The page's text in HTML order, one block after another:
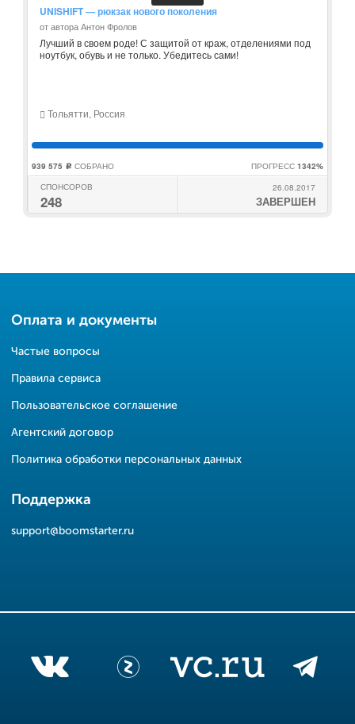
UNISHIFT — рюкзак нового поколения
от автора Антон Фролов
Лучший в своем роде! С защитой от краж, отделениями под
ноутбук, обувь и не только. Убедитесь сами!
Тольятти, Россия
939 575 c СОБРАНО ПРОГРЕСС 1342%
СПОНСОРОВ
248
26.08.2017
ЗАВЕРШЕН
Оплата и документы
Частые вопросы
Правила сервиса
Пользовательское соглашение
Агентский договор
Политика обработки персональных данных
Поддержка
support@boomstarter.ru